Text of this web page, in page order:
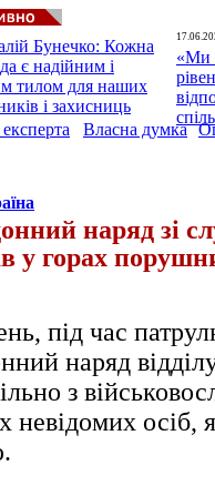
«Ми
Власна думка
наряд зі
у горах
під час
наряд
з
невідомих осіб,